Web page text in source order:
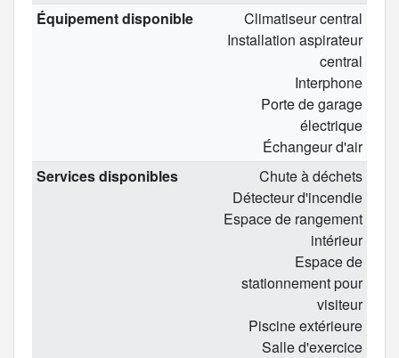
Équipement disponible
Climatiseur central
Installation aspirateur
central
Interphone
Porte de garage
électrique
Échangeur d'air
Services disponibles
Chute à déchets
Détecteur d'incendie
Espace de rangement
intérieur
Espace de
stationnement pour
visiteur
Piscine extérieure
Salle d'exercice